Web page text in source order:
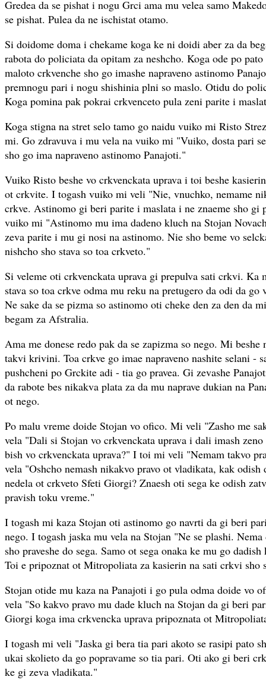
Gredea da se pishat i nogu Grci ama mu velea samo
se pishat. Pulea da ne ischistat otamo.
Si doidome doma i chekame koga ke ni doidi aber za da
rabota do policiata da opitam za neshcho. Koga ode po
maloto crkvenche sho go imashe napraveno astinomo
premnogu pari i nogu shishinia plni so maslo. Otidu do
Koga pomina pak pokrai crkvenceto pula zeni parite i
Koga stigna na stret selo tamo go naidu vuiko mi Risto
mi. Go zdravuva i mu vela na vuiko mi "Vuiko, dosta pari
sho go ima napraveno astinomo Panajoti."
Vuiko Risto beshe vo crkvenckata uprava i toi beshe
ot crkvite. I togash vuiko mi veli "Nie, vnuchko, nemame
crkve. Astinomo gi beri parite i maslata i ne znaeme sho
vuiko mi "Astinomo mu ima dadeno kluch na Stojan
zeva parite i mu gi nosi na astinomo. Nie sho beme vo
nishcho sho stava so toa crkveto."
Si veleme oti crkvenckata uprava gi prepulva sati crkvi. Ka
stava so toa crkve odma mu reku na pretugero da odi da
Ne sake da se pizma so astinomo oti cheke den za den da
begam za Afstralia.
Ama me donese redo pak da se zapizma so nego. Mi beshe
takvi krivini. Toa crkve go imae napraveno nashite selani -
pushcheni po Grckite adi - tia go pravea. Gi zevashe
da rabote bes nikakva plata za da mu naprave dukian na
ot nego.
Po malu vreme doide Stojan vo ofico. Mi veli "Zasho me
vela "Dali si Stojan vo crkvenckata uprava i dali imash
bish vo crkvenckata uprava?" I toi mi veli "Nemam takvo
vela "Oshcho nemash nikakvo pravo ot vladikata, kak odish
nedela ot crkveto Sfeti Giorgi? Znaesh oti sega ke odish
pravish toku vreme."
I togash mi kaza Stojan oti astinomo go navrti da gi beri
nego. I togash jaska mu vela na Stojan "Ne se plashi.
sho praveshe do sega. Samo ot sega onaka ke mu go
Toi e pripoznat ot Mitropoliata za kasierin na sati crkvi sho
Stojan otide mu kaza na Panajoti i go pula odma doide vo
vela "So kakvo pravo mu dade kluch na Stojan da gi beri
Giorgi koga ima crkvencka uprava pripoznata ot
I togash mi veli "Jaska gi bera tia pari akoto se rasipi pato
ukai skolieto da go popravame so tia pari. Oti ako gi beri
ke gi zeva vladikata."